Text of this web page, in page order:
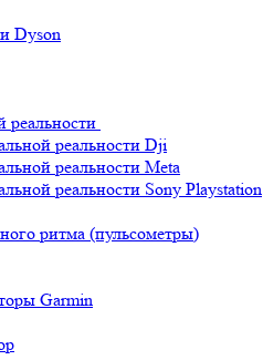
Dyson
реальности
реальности Dji
реальности Meta
реальности Sony Playstation
ритма (пульсометры)
Garmin